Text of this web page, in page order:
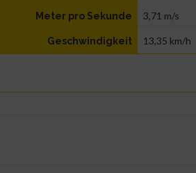
Meter pro Sekunde 3,71 m/s
Geschwindigkeit 13,35 km/h